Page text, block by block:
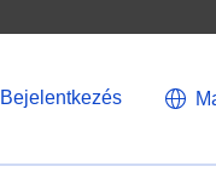
Bejelentkezés